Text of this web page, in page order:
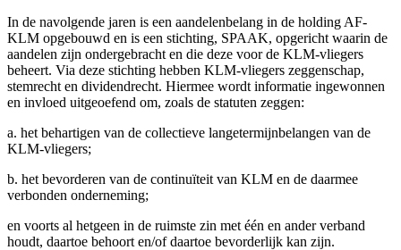
In de navolgende jaren is een aandelenbelang in de holding AF-
KLM opgebouwd en is een stichting, SPAAK, opgericht waarin de
aandelen zijn ondergebracht en die deze voor de KLM-vliegers
beheert. Via deze stichting hebben KLM-vliegers zeggenschap,
stemrecht en dividendrecht. Hiermee wordt informatie ingewonnen
en invloed uitgeoefend om, zoals de statuten zeggen:
a. het behartigen van de collectieve langetermijnbelangen van de
KLM-vliegers;
b. het bevorderen van de continuïteit van KLM en de daarmee
verbonden onderneming;
en voorts al hetgeen in de ruimste zin met één en ander verband
houdt, daartoe behoort en/of daartoe bevorderlijk kan zijn.